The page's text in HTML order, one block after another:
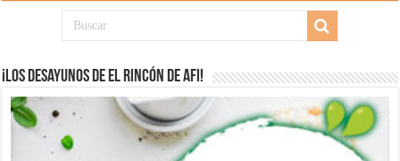
¡Los desayunos de El Rincón de Afi!